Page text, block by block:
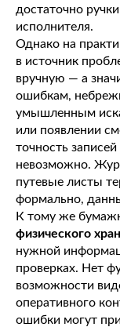
достаточно
исполнителя.
Однако на
в источник
вручную — а
ошибкам,
умышленным
или появлении
точность
невозможно.
путевые листы
формально,
К тому же
физического
нужной
проверках. Нет
возможности
оперативного
ошибки могут